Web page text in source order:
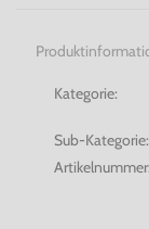
Kategorie:
Sub-Kategorie:
Artikelnummer: